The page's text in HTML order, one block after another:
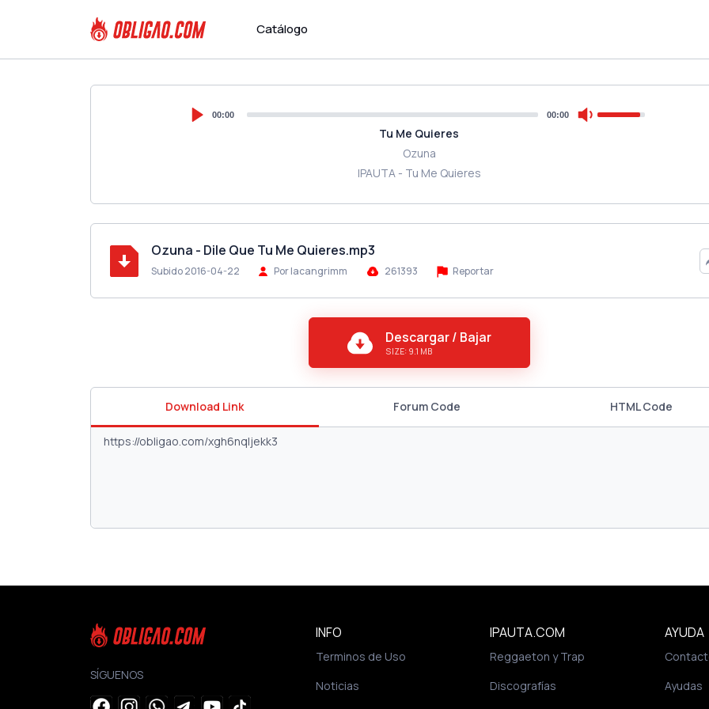
Catálogo
00:00 00:00
Tu Me Quieres
Ozuna
IPAUTA - Tu Me Quieres
Ozuna - Dile Que Tu Me Quieres.mp3
Subido 2016-04-22 Por lacangrimm 261393 Reportar
Descargar / Bajar
SIZE: 9.1 MB
Download Link Forum Code HTML Code
SÍGUENOS
INFO
Terminos de Uso
Noticias
IPAUTA.COM
Reggaeton y Trap
Discografías
AYUDA
Ayudas